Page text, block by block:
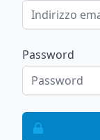
Password